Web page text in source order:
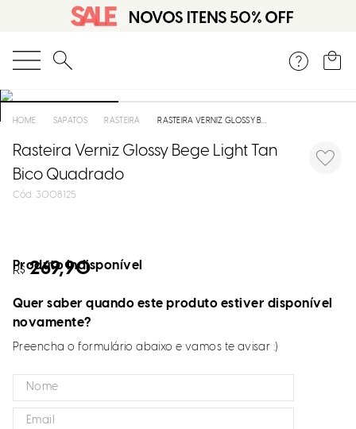
O que você está procurando?
SAPATOS RASTEIRA RASTEIRA VERNIZ GLOSSY BEGE LIGHT TAN BICO QUADRADO
Rasteira Verniz Glossy Bege Light Tan
Bico Quadrado
: 3008125
R$ 269,90
Produto indisponível
Quer saber quando este produto estiver disponível
novamente?
Preencha o formulário abaixo e vamos te avisar :)